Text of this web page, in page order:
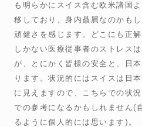
も明らかにスイス含む欧米諸国
移しており、身内贔屓なのかも
頑健さを感じます。どこにも正
しかない医療従事者のストレス
が、とにかく皆様の安全と、日
ります。状況的にはスイスは日
に見えますので、こちらでの状
での参考になるかもしれません(
るように個人的には思います)。